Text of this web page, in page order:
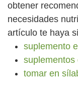
obtener
necesidades
artículo te haya
suplemento
suplementos
tomar en